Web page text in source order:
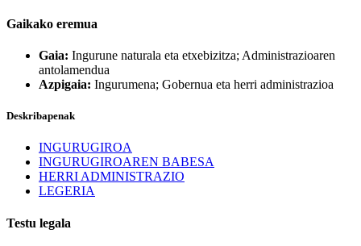
Gaikako eremua
Gaia: Ingurune naturala eta etxebizitza; Administrazioaren
antolamendua
Azpigaia: Ingurumena; Gobernua eta herri administrazioa
Deskribapenak
INGURUGIROA
INGURUGIROAREN BABESA
HERRI ADMINISTRAZIO
LEGERIA
Testu legala